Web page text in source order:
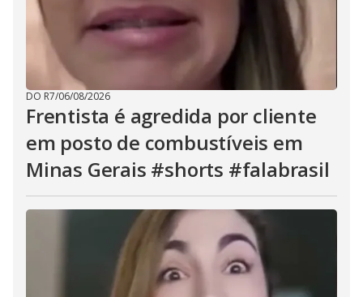
DO R7/06/08/2026
Frentista é agredida por cliente
em posto de combustíveis em
Minas Gerais #shorts #falabrasil